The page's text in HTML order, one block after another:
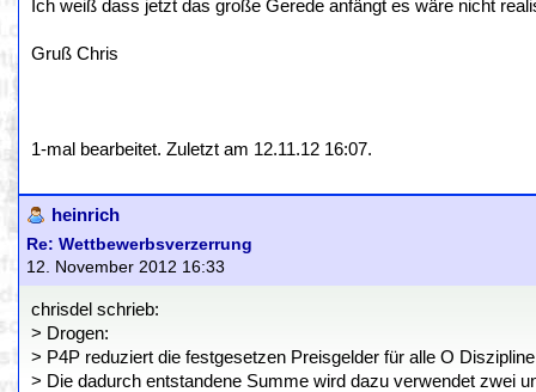
Ich weiß dass jetzt das große Gerede anfängt es wäre nicht
Gruß Chris
1-mal bearbeitet. Zuletzt am 12.11.12 16:07.
heinrich
Re: Wettbewerbsverzerrung
12. November 2012 16:33
chrisdel schrieb:
> Drogen:
> P4P reduziert die festgesetzen Preisgelder für alle O
> Die dadurch entstandene Summe wird dazu verwendet zwei